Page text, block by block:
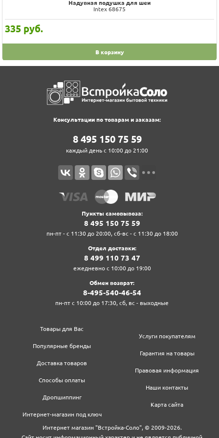
Надувная подушка для шеи
Intex 68675
335 руб.
В корзину
Консультации по товарам и заказам:
8‍ 4‍9‍5‍ 1‍5‍0‍ 7‍5‍ 5‍9‍
каждый день с 10:00 до 21:00
Пункты самовывоза:
8‍ 4‍9‍5‍ 1‍5‍0‍ 7‍5‍ 5‍9‍
пн-пт - с 11:30 до 20:00, сб-вс - с 11:30 до 18:00
Отдел доставки:
8‍ 4‍9‍9‍ 1‍1‍0‍ 7‍3‍ 4‍7‍
ежедневно с 10:00 до 19:00
Обмен возврат:
8‍-4‍9‍5‍-5‍4‍0‍-4‍6‍-5‍4‍
пн-пт с 10:00 до 17:30, сб, вс - выходные
Товары для Вас
Популярные бренды
Доставка товаров
Способы оплаты
Дропшиппинг
Интернет-магазин под ключ
Услуги покупателям
Гарантия на товары
Правовая информация
Наши контакты
Карта сайта
Интернет магазин "Встройка-Соло", © 2009-2026.